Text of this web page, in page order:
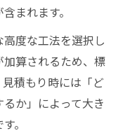
まれます。
度な工法を選択し
算されるため、標
積もり時には「ど
か」によって大き
。